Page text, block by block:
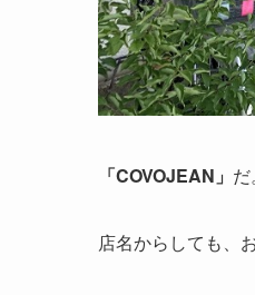
「COVOJEAN」 だ。
店名からしても、